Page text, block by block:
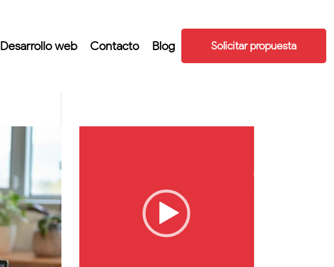
Solicitar propuesta
Desarrollo web Contacto Blog